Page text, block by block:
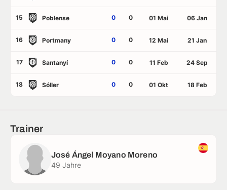
15 Poblense 0 0 01 Mai 06 Jan
16 Portmany 0 0 12 Mai 21 Jan
17 Santanyí 0 0 11 Feb 24 Sep
18 Sóller 0 0 01 Okt 18 Feb
Trainer
José Ángel Moyano Moreno
49 Jahre